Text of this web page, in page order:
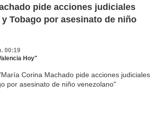
pide acciones judiciales
Tobago por asesinato de niño
00:19
Hoy"